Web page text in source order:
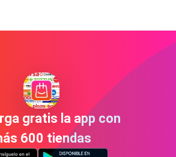
gratis la app con
600 tiendas